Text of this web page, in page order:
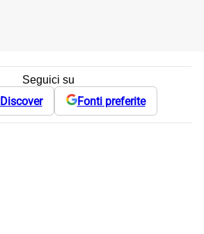
Seguici su
Discover Fonti preferite